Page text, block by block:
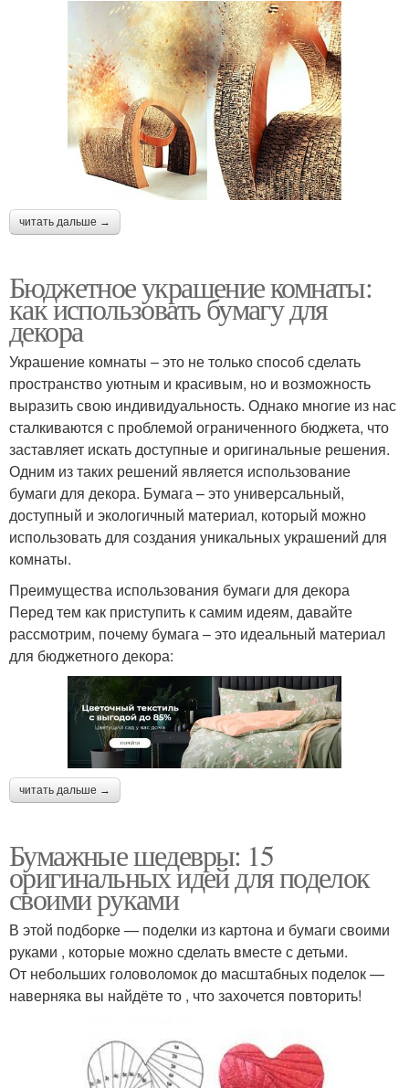
читать дальше →
Бюджетное украшение комнаты:
как использовать бумагу для
декора
Украшение комнаты – это не только способ сделать
пространство уютным и красивым, но и возможность
выразить свою индивидуальность. Однако многие из нас
сталкиваются с проблемой ограниченного бюджета, что
заставляет искать доступные и оригинальные решения.
Одним из таких решений является использование
бумаги для декора. Бумага – это универсальный,
доступный и экологичный материал, который можно
использовать для создания уникальных украшений для
комнаты.
Преимущества использования бумаги для декора
Перед тем как приступить к самим идеям, давайте
рассмотрим, почему бумага – это идеальный материал
для бюджетного декора:
читать дальше →
Бумажные шедевры: 15
оригинальных идей для поделок
своими руками
В этой подборке — поделки из картона и бумаги своими
руками , которые можно сделать вместе с детьми.
От небольших головоломок до масштабных поделок —
наверняка вы найдёте то , что захочется повторить!